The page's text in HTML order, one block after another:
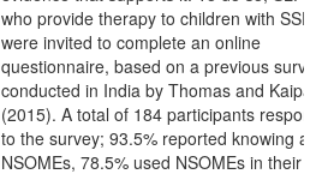
who provide therapy to children with SSDs
were invited to complete an online
questionnaire, based on a previous
conducted in India by Thomas and Kaipa
(2015). A total of 184 participants
to the survey; 93.5% reported knowing
NSOMEs, 78.5% used NSOMEs in their